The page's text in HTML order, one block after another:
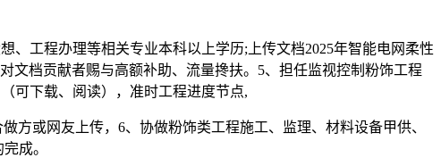
工程办理等相关专业本科以上学历;上传文档2025年智能电网柔性
文档贡献者赐与高额补助、流量搀扶。5、担任监视控制粉饰工程
可下载、阅读），准时工程进度节点,
或网友上传，6、协做粉饰类工程施工、监理、材料设备甲供、
成。